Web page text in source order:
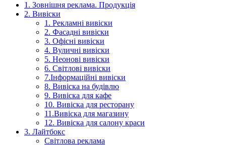
1. Зовнішня реклама. Продукція
2. Вивіски
1. Рекламні вивіски
2. Фасадні вивіски
3. Офісні вивіски
4. Вуличні вивіски
5. Неонові вивіски
6. Світлові вивіски
7.Інформаційні вивіски
8. Вивіска на будівлю
9. Вивіска для кафе
10. Вивіска для ресторану
11.Вивіска для магазину
12. Вивіска для салону краси
3. Лайтбокс
Світлова реклама